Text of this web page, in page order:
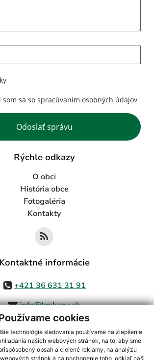
cookies
technológie sledovania používame na zlepšenie
našich webových stránok, na to, aby sme
obsah a cielené reklamy, na analýzu
stránok a na pochopenie toho, odkiaľ naši
sa so spracúvaním osobných údajov
Response
Odoslať správu
Rýchle odkazy
O obci
História obce
Fotogaléria
Kontakty
Kontaktné informácie
+421 36 631 31 91
info@krskany.sk
aktuálnych informácií s využitím RSS